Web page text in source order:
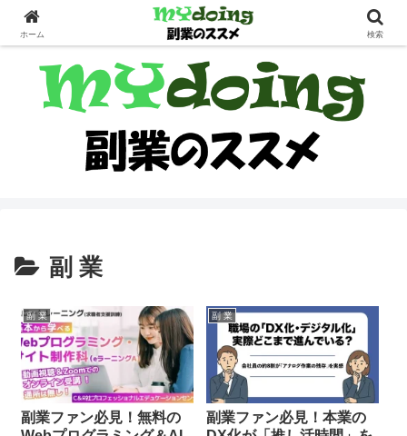
副業界隈
副 業
副 業
副業ファン必見！無料の
副 業
副業ファン必見！本業の
ホーム 検索